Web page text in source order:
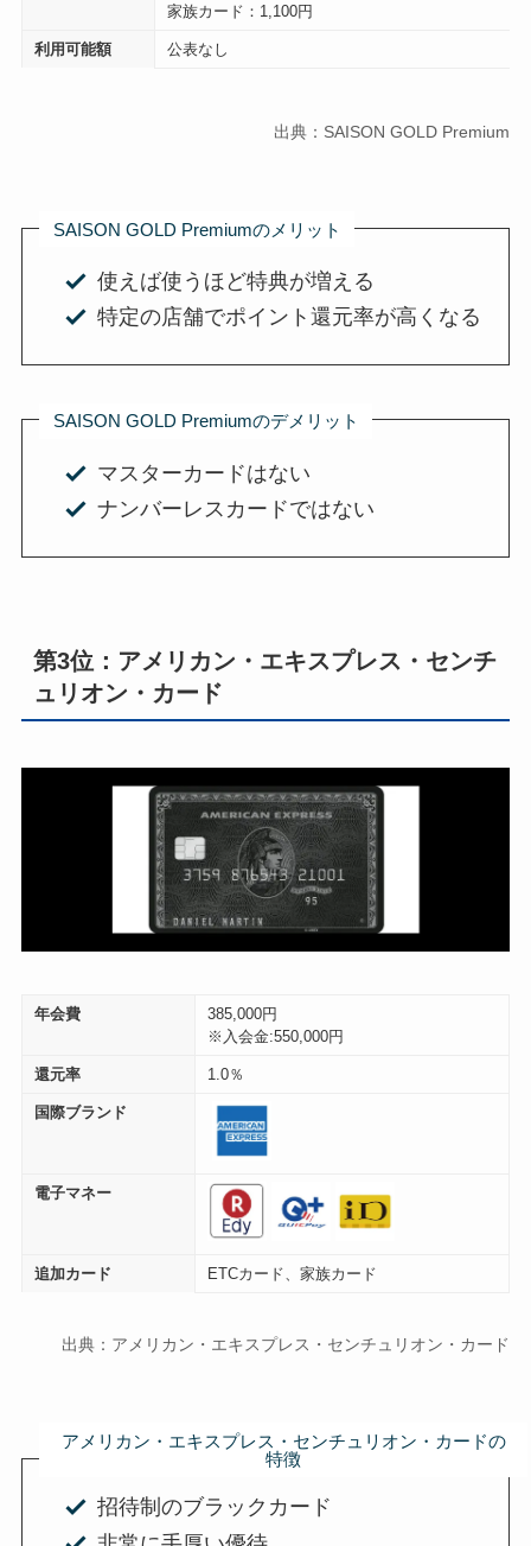
家族カード：1,100円
利用可能額 公表なし
出典：SAISON GOLD Premium
SAISON GOLD Premiumのメリット
使えば使うほど特典が増える
特定の店舗でポイント還元率が高くなる
SAISON GOLD Premiumのデメリット
マスターカードはない
ナンバーレスカードではない
第3位：アメリカン・エキスプレス・センチ
ュリオン・カード
年会費
385,000円
※入会金:550,000円
還元率 1.0％
国際ブランド
電子マネー
追加カード ETCカード、家族カード
出典：アメリカン・エキスプレス・センチュリオン・カード
アメリカン・エキスプレス・センチュリオン・カードの
特徴
招待制のブラックカード